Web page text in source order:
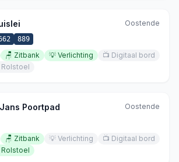
Oostende
889
🪑 Zitbank 💡 Verlichting 📺 Digitaal bord
Rolstoel
Poortpad Oostende
🪑 Zitbank 💡 Verlichting 📺 Digitaal bord
Rolstoel